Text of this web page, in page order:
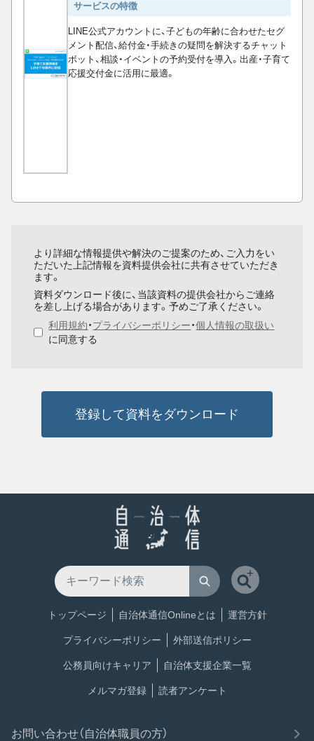
サービスの特徴
LINE公式アカウントに、子どもの年齢に合わせたセグ
メント配信、給付金・手続きの疑問を解決するチャット
ボット、相談・イベントの予約受付を導入。出産・子育て
応援交付金に活用に最適。
より詳細な情報提供や解決のご提案のため、ご入力をい
ただいた上記情報を資料提供会社に共有させていただき
ます。
資料ダウンロード後に、当該資料の提供会社からご連絡
を差し上げる場合があります。予めご了承ください。
利用規約・プライバシーポリシー・個人情報の取扱い
に同意する
登録して資料をダウンロード
トップページ 自治体通信Onlineとは 運営方針
プライバシーポリシー 外部送信ポリシー
公務員向けキャリア 自治体支援企業一覧
メルマガ登録 読者アンケート
お問い合わせ（自治体職員の方）